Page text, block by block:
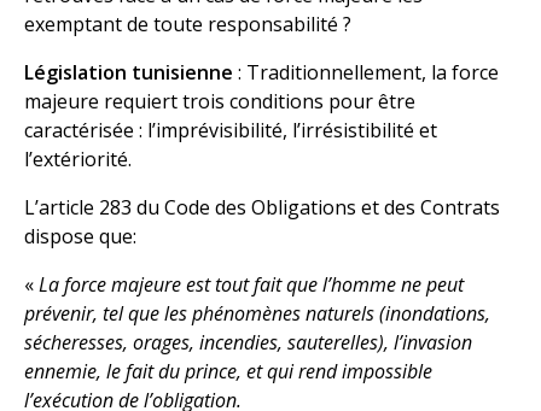
exemptant de toute responsabilité ?
Législation tunisienne : Traditionnellement, la force
majeure requiert trois conditions pour être
caractérisée : l’imprévisibilité, l’irrésistibilité et
l’extériorité.
L’article 283 du Code des Obligations et des Contrats
dispose que:
«La force majeure est tout fait que l’homme ne peut
prévenir, tel que les phénomènes naturels (inondations,
sécheresses, orages, incendies, sauterelles), l’invasion
ennemie, le fait du prince, et qui rend impossible
l’exécution de l’obligation.